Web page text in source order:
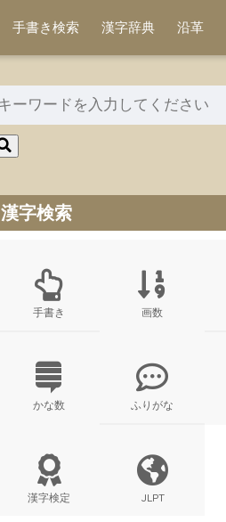
手書き検索 漢字辞典 沿革
漢字検索
手書き 画数
かな数 ふりがな
漢字検定 JLPT